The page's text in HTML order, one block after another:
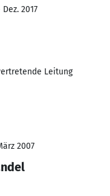
2017
Leitung
2007